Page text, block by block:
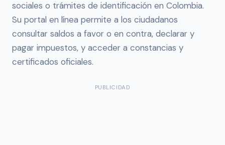
sociales o trámites de identificación en Colombia.
Su portal en línea permite a los ciudadanos
consultar saldos a favor o en contra, declarar y
pagar impuestos, y acceder a constancias y
certificados oficiales.
PUBLICIDAD